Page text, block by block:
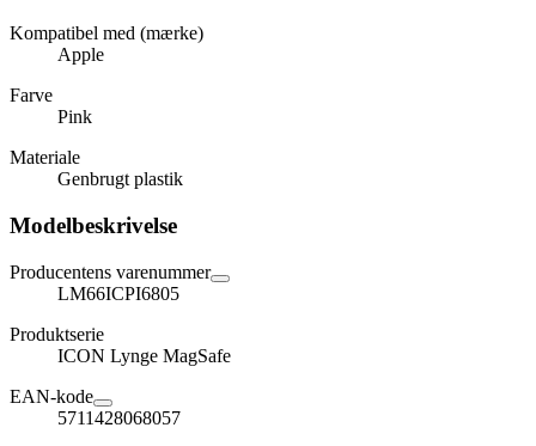
Kompatibel med (mærke)
Apple
Farve
Pink
Materiale
Genbrugt plastik
Modelbeskrivelse
Producentens varenummer
LM66ICPI6805
Produktserie
ICON Lynge MagSafe
EAN-kode
5711428068057